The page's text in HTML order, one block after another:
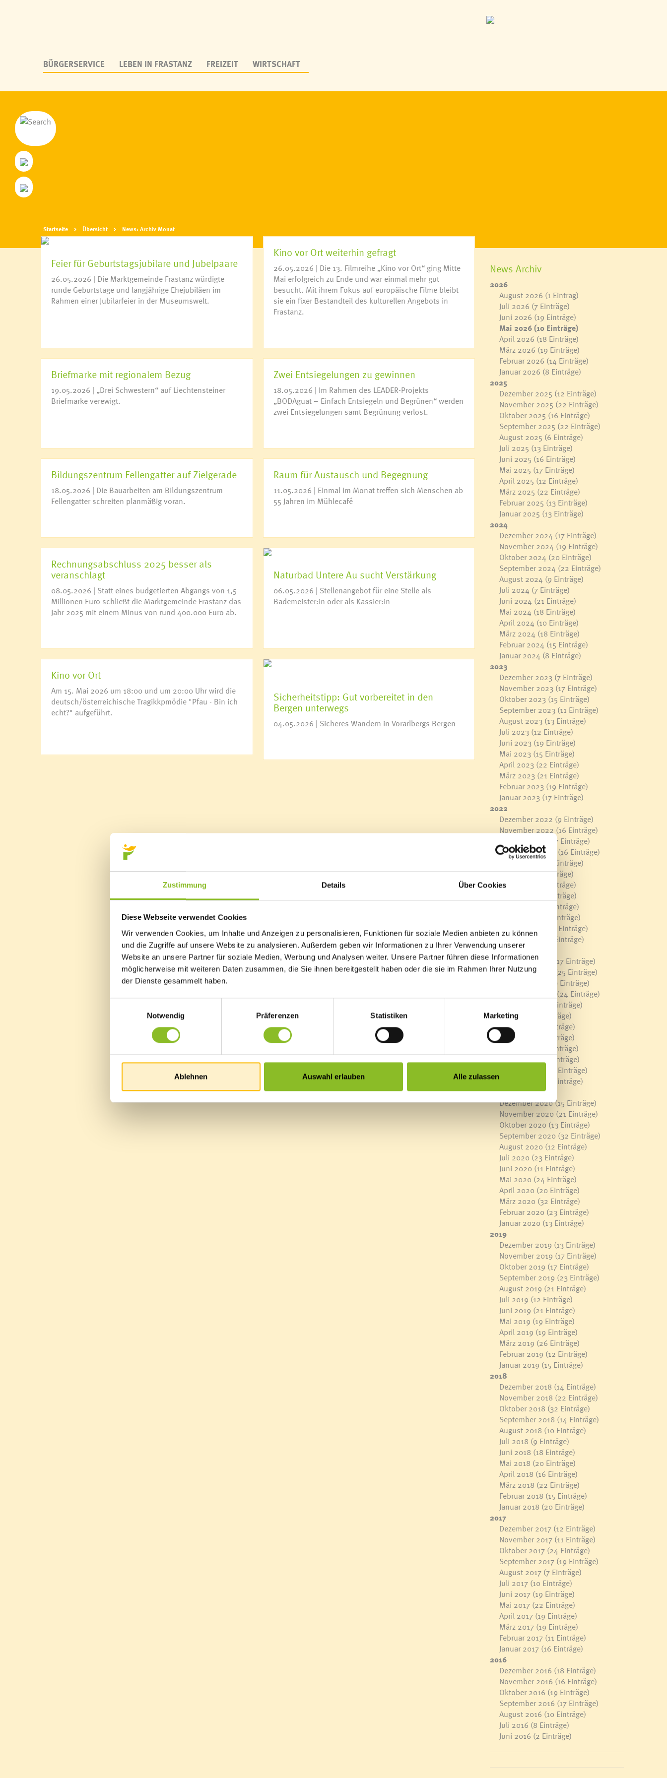
Zustimmung Details Über Cookies
Diese Webseite verwendet Cookies
Wir verwenden Cookies, um Inhalte und Anzeigen zu personalisieren, Funktionen für soziale Medien anbieten zu können
und die Zugriffe auf unsere Website zu analysieren. Außerdem geben wir Informationen zu Ihrer Verwendung unserer
Website an unsere Partner für soziale Medien, Werbung und Analysen weiter. Unsere Partner führen diese Informationen
möglicherweise mit weiteren Daten zusammen, die Sie ihnen bereitgestellt haben oder die sie im Rahmen Ihrer Nutzung
der Dienste gesammelt haben.
Notwendig
Präferenzen Statistiken Marketing
Ablehnen Auswahl erlauben Alle zulassen
BÜRGERSERVICE LEBEN IN FRASTANZ FREIZEIT WIRTSCHAFT
Startseite Übersicht News: Archiv Monat
Feier für Geburtstagsjubilare und Jubelpaare
26.05.2026 | Die Marktgemeinde Frastanz würdigte
runde Geburtstage und langjährige Ehejubiläen im
Rahmen einer Jubilarfeier in der Museumswelt.
Kino vor Ort weiterhin gefragt
26.05.2026 | Die 13. Filmreihe „Kino vor Ort“ ging Mitte
Mai erfolgreich zu Ende und war einmal mehr gut
besucht. Mit ihrem Fokus auf europäische Filme bleibt
sie ein fixer Bestandteil des kulturellen Angebots in
Frastanz.
Briefmarke mit regionalem Bezug
19.05.2026 | „Drei Schwestern“ auf Liechtensteiner
Briefmarke verewigt.
Zwei Entsiegelungen zu gewinnen
18.05.2026 | Im Rahmen des LEADER-Projekts
„BODAguat – Einfach Entsiegeln und Begrünen“ werden
zwei Entsiegelungen samt Begrünung verlost.
Bildungszentrum Fellengatter auf Zielgerade
18.05.2026 | Die Bauarbeiten am Bildungszentrum
Fellengatter schreiten planmäßig voran.
Raum für Austausch und Begegnung
11.05.2026 | Einmal im Monat treffen sich Menschen ab
55 Jahren im Mühlecafé
Rechnungsabschluss 2025 besser als
veranschlagt
08.05.2026 | Statt eines budgetierten Abgangs von 1,5
Millionen Euro schließt die Marktgemeinde Frastanz das
Jahr 2025 mit einem Minus von rund 400.000 Euro ab.
Naturbad Untere Au sucht Verstärkung
06.05.2026 | Stellenangebot für eine Stelle als
Bademeister:in oder als Kassier:in
Kino vor Ort
Am 15. Mai 2026 um 18:00 und um 20:00 Uhr wird die
deutsch/österreichische Tragikkpmödie "Pfau - Bin ich
echt?" aufgeführt.
Sicherheitstipp: Gut vorbereitet in den
Bergen unterwegs
04.05.2026 | Sicheres Wandern in Vorarlbergs Bergen
News Archiv
2026
August 2026 (1 Eintrag)
Juli 2026 (7 Einträge)
Juni 2026 (19 Einträge)
Mai 2026(10 Einträge)
April 2026 (18 Einträge)
März 2026 (19 Einträge)
Februar 2026 (14 Einträge)
Januar 2026 (8 Einträge)
2025
Dezember 2025 (12 Einträge)
November 2025 (22 Einträge)
Oktober 2025 (16 Einträge)
September 2025 (22 Einträge)
August 2025 (6 Einträge)
Juli 2025 (13 Einträge)
Juni 2025 (16 Einträge)
Mai 2025 (17 Einträge)
April 2025 (12 Einträge)
März 2025 (22 Einträge)
Februar 2025 (13 Einträge)
Januar 2025 (13 Einträge)
2024
Dezember 2024 (17 Einträge)
November 2024 (19 Einträge)
Oktober 2024 (20 Einträge)
September 2024 (22 Einträge)
August 2024 (9 Einträge)
Juli 2024 (7 Einträge)
Juni 2024 (21 Einträge)
Mai 2024 (18 Einträge)
April 2024 (10 Einträge)
März 2024 (18 Einträge)
Februar 2024 (15 Einträge)
Januar 2024 (8 Einträge)
2023
Dezember 2023 (7 Einträge)
November 2023 (17 Einträge)
Oktober 2023 (15 Einträge)
September 2023 (11 Einträge)
August 2023 (13 Einträge)
Juli 2023 (12 Einträge)
Juni 2023 (19 Einträge)
Mai 2023 (15 Einträge)
April 2023 (22 Einträge)
März 2023 (21 Einträge)
Februar 2023 (19 Einträge)
Januar 2023 (17 Einträge)
2022
Dezember 2022 (9 Einträge)
November 2022 (16 Einträge)
(17 Einträge)
September 2022
(16 Einträge)
August 2022(9 Einträge)
Juli 2022(14 Einträge)
Juni 2022
(18 Einträge)
(24 Einträge)
(23 Einträge)
(28 Einträge)
Februar 2022
(13 Einträge)
Januar 2022
(13 Einträge)
2021
Dezember 2021
(17 Einträge)
November 2021
(25 Einträge)
(19 Einträge)
(24 Einträge)
(9 Einträge)
Juli 2021
(11 Einträge)
Juni 2021
(14 Einträge)
Mai 2021
(19 Einträge)
(20 Einträge)
März 2021(24 Einträge)
(10 Einträge)
(17 Einträge)
2020
Dezember 2020(15 Einträge)
November 2020 (21 Einträge)
Oktober 2020 (13 Einträge)
September 2020 (32 Einträge)
August 2020 (12 Einträge)
Juli 2020 (23 Einträge)
Juni 2020 (11 Einträge)
Mai 2020 (24 Einträge)
April 2020 (20 Einträge)
März 2020 (32 Einträge)
Februar 2020 (23 Einträge)
Januar 2020 (13 Einträge)
2019
Dezember 2019 (13 Einträge)
November 2019 (17 Einträge)
Oktober 2019 (17 Einträge)
September 2019 (23 Einträge)
August 2019 (21 Einträge)
Juli 2019 (12 Einträge)
Juni 2019 (21 Einträge)
Mai 2019 (19 Einträge)
April 2019 (19 Einträge)
März 2019 (26 Einträge)
Februar 2019 (12 Einträge)
Januar 2019 (15 Einträge)
2018
Dezember 2018 (14 Einträge)
November 2018 (22 Einträge)
Oktober 2018 (32 Einträge)
September 2018 (14 Einträge)
August 2018 (10 Einträge)
Juli 2018 (9 Einträge)
Juni 2018 (18 Einträge)
Mai 2018 (20 Einträge)
April 2018 (16 Einträge)
März 2018 (22 Einträge)
Februar 2018 (15 Einträge)
Januar 2018 (20 Einträge)
2017
Dezember 2017 (12 Einträge)
November 2017 (11 Einträge)
Oktober 2017 (24 Einträge)
September 2017 (19 Einträge)
August 2017 (7 Einträge)
Juli 2017 (10 Einträge)
Juni 2017 (19 Einträge)
Mai 2017 (22 Einträge)
April 2017 (19 Einträge)
März 2017 (19 Einträge)
Februar 2017 (11 Einträge)
Januar 2017 (16 Einträge)
2016
Dezember 2016 (18 Einträge)
November 2016 (16 Einträge)
Oktober 2016 (19 Einträge)
September 2016 (17 Einträge)
August 2016 (10 Einträge)
Juli 2016 (8 Einträge)
Juni 2016 (2 Einträge)